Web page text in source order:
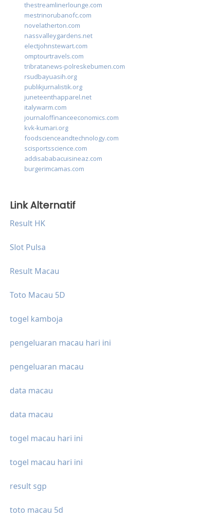
thestreamlinerlounge.com
mestrinorubanofc.com
novelatherton.com
nassvalleygardens.net
electjohnstewart.com
omptourtravels.com
tribratanews-polreskebumen.com
rsudbayuasih.org
publikjurnalistik.org
juneteenthapparel.net
italywarm.com
journaloffinanceeconomics.com
kvk-kumari.org
foodscienceandtechnology.com
scisportsscience.com
addisababacuisineaz.com
burgerimcamas.com
Link Alternatif
Result HK
Slot Pulsa
Result Macau
Toto Macau 5D
togel kamboja
pengeluaran macau hari ini
pengeluaran macau
data macau
data macau
togel macau hari ini
togel macau hari ini
result sgp
toto macau 5d